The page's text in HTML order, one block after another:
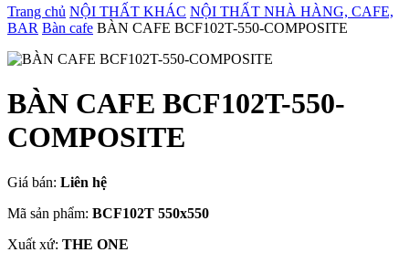
Trang chủ NỘI THẤT KHÁC NỘI THẤT NHÀ HÀNG, CAFE,
BAR Bàn cafe BÀN CAFE BCF102T-550-COMPOSITE
BÀN CAFE BCF102T-550-
COMPOSITE
Giá bán: Liên hệ
Mã sản phẩm: BCF102T 550x550
Xuất xứ: THE ONE